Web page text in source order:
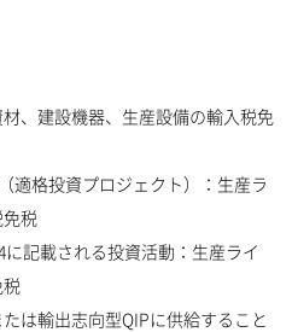
、建設機器、生産設備の輸入税免
適格投資プロジェクト）：生産ラ
税
記載される投資活動：生産ライ
は輸出志向型QIPに供給すること